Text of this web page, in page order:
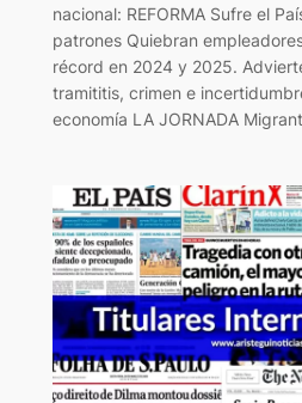
nacional: REFORMA Sufre el
patrones Quiebran
récord en 2024 y 2025.
tramititis, crimen e
economía LA JORNADA